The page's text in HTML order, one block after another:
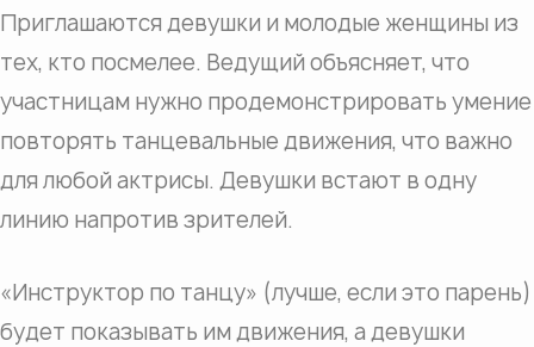
Приглашаются девушки и молодые женщины из
тех, кто посмелее. Ведущий объясняет, что
участницам нужно продемонстрировать умение
повторять танцевальные движения, что важно
для любой актрисы. Девушки встают в одну
линию напротив зрителей.
«Инструктор по танцу» (лучше, если это парень)
будет показывать им движения, а девушки